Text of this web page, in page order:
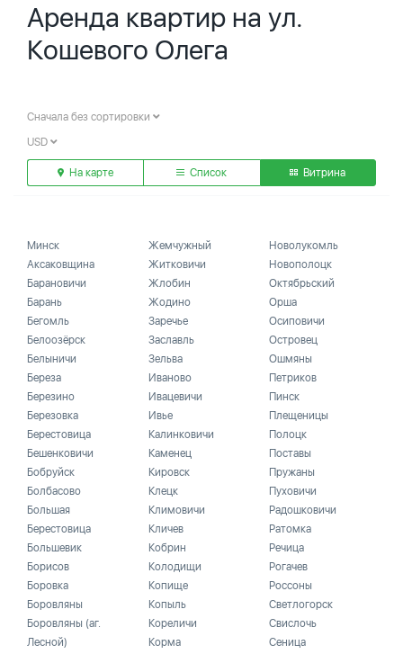
Аренда квартир на ул.
Кошевого Олега
Сначала без сортировки
USD
На карте Список Витрина
Минск
Аксаковщина
Барановичи
Барань
Бегомль
Белоозёрск
Белыничи
Береза
Березино
Березовка
Берестовица
Бешенковичи
Бобруйск
Болбасово
Большая
Берестовица
Большевик
Борисов
Боровка
Боровляны
Боровляны (аг.
Лесной)
Жемчужный
Житковичи
Жлобин
Жодино
Заречье
Заславль
Зельва
Иваново
Ивацевичи
Ивье
Калинковичи
Каменец
Кировск
Клецк
Климовичи
Кличев
Кобрин
Колодищи
Копище
Копыль
Кореличи
Корма
Новолукомль
Новополоцк
Октябрьский
Орша
Осиповичи
Островец
Ошмяны
Петриков
Пинск
Плещеницы
Полоцк
Поставы
Пружаны
Пуховичи
Радошковичи
Ратомка
Речица
Рогачев
Россоны
Светлогорск
Свислочь
Сеница